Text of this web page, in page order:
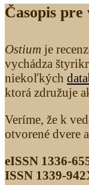
Časopis pre
Ostium je
vychádza
niekoľkých
ktorá združuje
Veríme, že k
otvorené dvere
eISSN 1336-
ISSN 1339­-